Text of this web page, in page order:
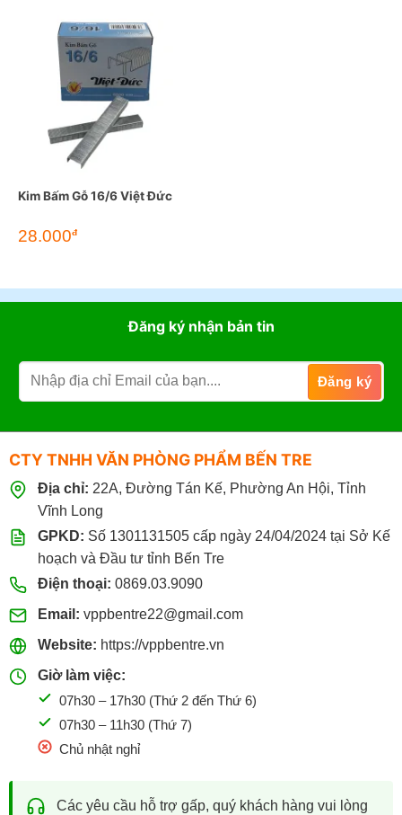
Kim Bấm Gỗ 16/6 Việt Đức
28.000đ
Đăng ký nhận bản tin
CTY TNHH VĂN PHÒNG PHẨM BẾN TRE
Địa chỉ: 22A, Đường Tán Kế, Phường An Hội, Tỉnh
Vĩnh Long
GPKD: Số 1301131505 cấp ngày 24/04/2024 tại Sở Kế
hoạch và Đầu tư tỉnh Bến Tre
Điện thoại: 0869.03.9090
Email: vppbentre22@gmail.com
Website: https://vppbentre.vn
Giờ làm việc:
07h30 – 17h30 (Thứ 2 đến Thứ 6)
07h30 – 11h30 (Thứ 7)
Chủ nhật nghỉ
Các yêu cầu hỗ trợ gấp, quý khách hàng vui lòng